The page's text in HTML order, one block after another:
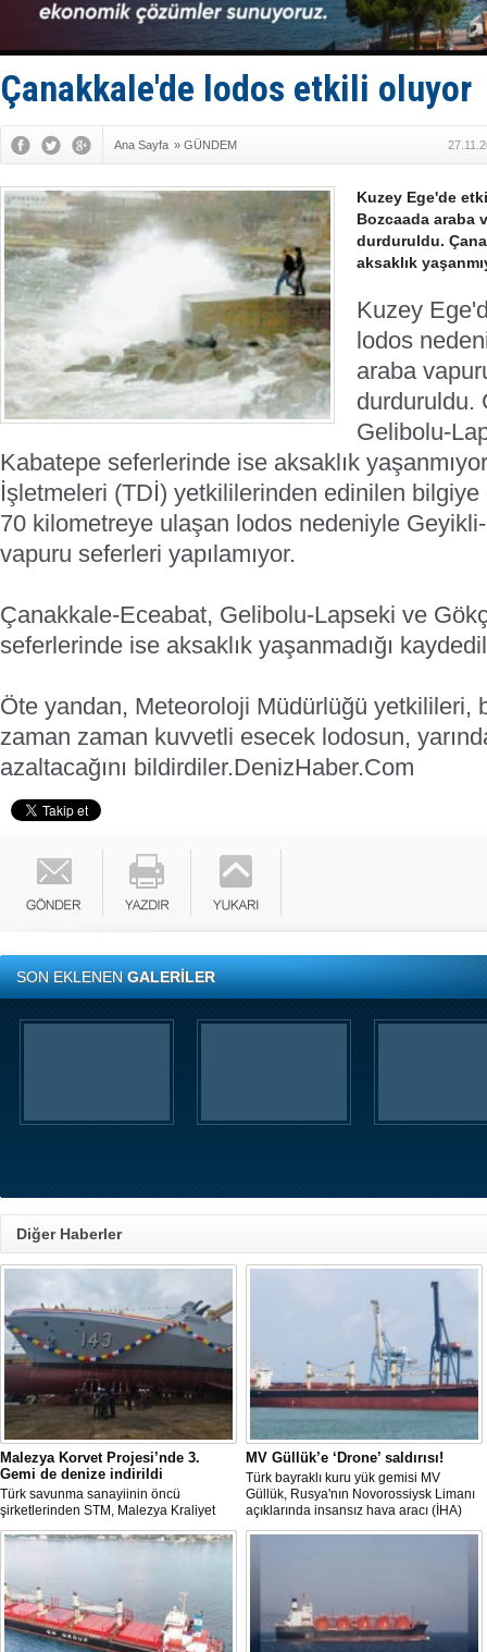
Dron
'REGAL 1'
Gemide 5
Rus
Çanakkale'de lodos etkili oluyor
Ana Sayfa » GÜNDEM
Kuzey Ege'de
Bozcaada araba
durduruldu.
aksaklık
Kuzey
lodos
araba
durduruldu.
Gelibolu-
Kabatepe seferlerinde ise aksaklık
İşletmeleri (TDİ) yetkililerinden edinilen bilgiye
70 kilometreye ulaşan lodos nedeniyle
vapuru seferleri yapılamıyor.
Çanakkale-Eceabat, Gelibolu-Lapseki ve
seferlerinde ise aksaklık yaşanmadığı
Öte yandan, Meteoroloji Müdürlüğü yetkilileri,
zaman zaman kuvvetli esecek lodosun,
azaltacağını bildirdiler.DenizHaber.Com
SON EKLENENGALERİLER
Diğer Haberler
Malezya Korvet Projesi’nde 3.
Gemi de denize indirildi
Türk savunma sanayiinin öncü
şirketlerinden STM, Malezya Kraliyet
Donanması için inşa ettiği üç korvetlik
projede son gemiyi de denize indirdi.
MV Güllük’e ‘Drone’ saldırısı!
Türk bayraklı kuru yük gemisi MV
Güllük, Rusya'nın Novorossiysk Limanı
açıklarında insansız hava aracı (İHA)
saldırısına uğradı.